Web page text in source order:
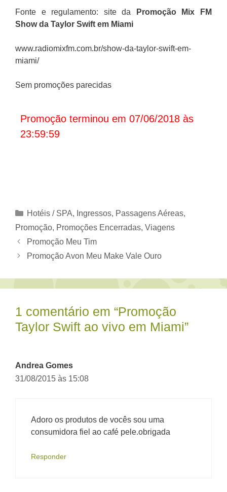
Fonte e regulamento: site da Promoção
Mix FM
Show da Taylor Swift em Miami
www.radiomixfm.com.br/show-da-taylor-swift-em-
miami/
Sem promoções parecidas
Promoção terminou em 07/06/2018 às
23:59:59
Categorias
Hotéis / SPA, Ingressos, Passagens Aéreas,
Promoção, Promoções Encerradas, Viagens
Promoção Meu Tim
Promoção Avon Meu Make Vale Ouro
1 comentário em “Promoção
Taylor Swift ao vivo em Miami”
Andrea Gomes
31/08/2015 às 15:08
Adoro os produtos de vocês sou uma
consumidora fiel ao café pele.obrigada
Responder